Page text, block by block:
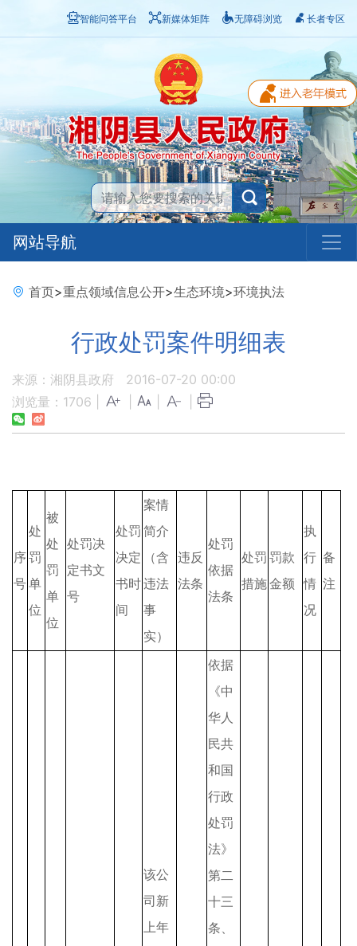
智能问答平台 新媒体矩阵 无障碍浏览 长者专区
网站导航
首页>重点领域信息公开>生态环境>环境执法
行政处罚案件明细表
来源：湘阴县政府
2016-07-20 00:00
浏览量： 1706
序
号
处
罚
单
位
被
处
罚
单
位
处罚决
定书文
号
处罚
决定
书时
间
案情
简介
（含
违法
事
实）
违反
法条
处罚
依据
法条
处罚
措施
罚款
金额
执
行
情
况
备
注
该公
司新
上年
依据
《中
华人
民共
和国
行政
处罚
法》
第二
十三
条、